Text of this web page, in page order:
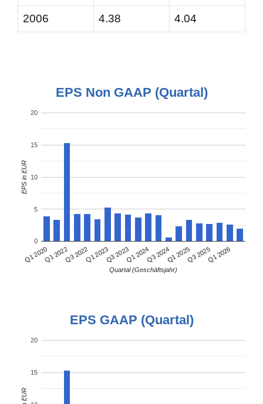
2006 4.38 4.04
EPS Non GAAP (Quartal)
Q1 2020Q1 2022Q3 2022Q1 2023Q3 2023Q1 2024Q3 2024Q1 2025Q3 2025Q1 2026
0
5
10
15
20
Quartal (Geschäftsjahr)
EPS in EUR
EPS GAAP (Quartal)
15
20